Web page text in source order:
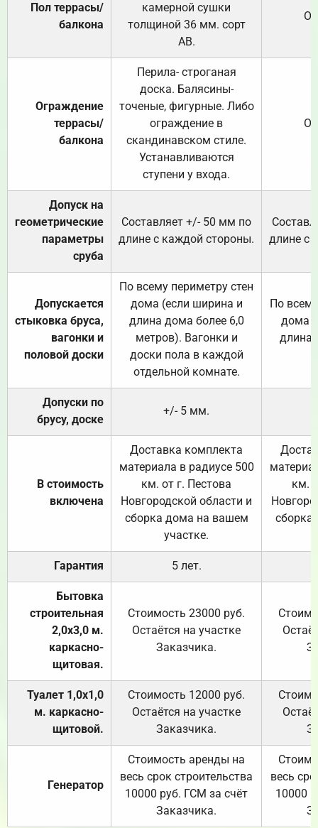
Пол террасы/
балкона
камерной сушки
толщиной 36 мм. сорт
АВ.
Ограждение
террасы/
балкона
Перила- строганая
доска. Балясины-
точеные, фигурные. Либо
ограждение в
скандинавском стиле.
Устанавливаются
ступени у входа.
Допуск на
геометрические
параметры
сруба
Составляет +/- 50 мм по
длине с каждой стороны.
длине с
Допускается
стыковка бруса,
вагонки и
половой доски
По всему периметру стен
дома (если ширина и
длина дома более 6,0
метров). Вагонки и
доски пола в каждой
отдельной комнате.
По
дома
длина
Допуски по
брусу, доске
+/- 5 мм.
В стоимость
включена
Доставка комплекта
материала в радиусе 500
км. от г. Пестова
Новгородской области и
сборка дома на вашем
участке.
км.
Гарантия 5 лет.
Бытовка
строительная
2,0х3,0 м.
каркасно-
щитовая.
Стоимость 23000 руб.
Остаётся на участке
Заказчика.
Туалет 1,0х1,0
м. каркасно-
щитовой.
Стоимость 12000 руб.
Остаётся на участке
Заказчика.
Генератор
Стоимость аренды на
весь срок строительства
10000 руб. ГСМ за счёт
Заказчика.
весь
10000